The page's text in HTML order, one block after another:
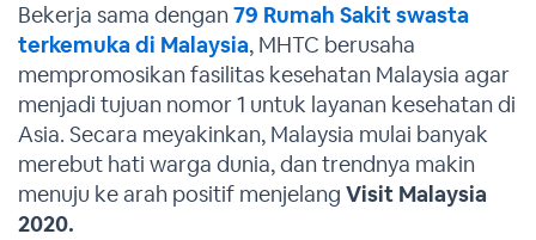
Bekerja sama dengan79 Rumah Sakit swasta
terkemuka di Malaysia, MHTC berusaha
mempromosikan fasilitas kesehatan Malaysia agar
menjadi tujuan nomor 1 untuk layanan kesehatan di
Asia. Secara meyakinkan, Malaysia mulai banyak
merebut hati warga dunia, dan trendnya makin
menuju ke arah positif menjelang Visit Malaysia
2020.